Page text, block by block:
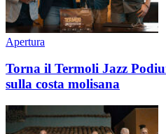
Apertura
Torna il Termoli Jazz
sulla costa molisana